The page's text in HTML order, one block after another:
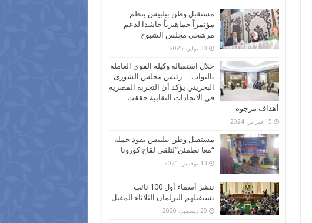
مستقبل وطن ببلبيس ينظم
مؤتمراً جماهيرياً حاشدا لدعم
مرشحي مجلس الشيوخ
30 يوليو، 2025
خلال استقباله وكيلة القوي العاملة
بالنواب… رئيس مجلس الشورى
البحريني يؤكد أن التجربة المصرية
في الاتحادات النقابية حققت
أهداف مرجوة
15 فبراير، 2024
مستقبل وطن ببلبيس يقود حملة
“معا نطمئن”لتلقي لقاح كورونا
13 نوفمبر، 2021
ننشر أسماء أول 100 نائب
يستقبلهم البرلمان الثلاثاء المقبل
20 ديسمبر، 2020